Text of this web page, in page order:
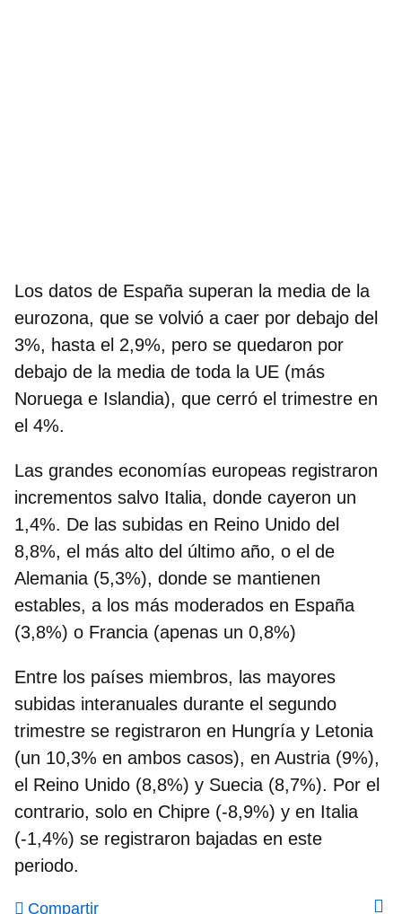
Los datos de España superan la media de la
eurozona, que se volvió a caer por debajo del
3%, hasta el 2,9%, pero se quedaron por
debajo de la media de toda la UE (más
Noruega e Islandia), que cerró el trimestre en
el 4%.
Las grandes economías europeas registraron
incrementos salvo Italia, donde cayeron un
1,4%. De las subidas en Reino Unido del
8,8%, el más alto del último año, o el de
Alemania (5,3%), donde se mantienen
estables, a los más moderados en España
(3,8%) o Francia (apenas un 0,8%)
Entre los países miembros, las mayores
subidas interanuales durante el segundo
trimestre se registraron en Hungría y Letonia
(un 10,3% en ambos casos), en Austria (9%),
el Reino Unido (8,8%) y Suecia (8,7%). Por el
contrario, solo en Chipre (-8,9%) y en Italia
(-1,4%) se registraron bajadas en este
periodo.
Compartir